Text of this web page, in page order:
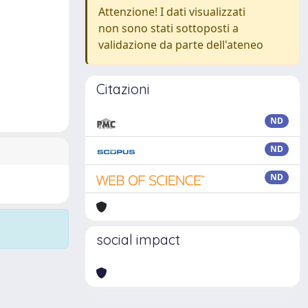
Attenzione! I dati visualizzati
non sono stati sottoposti a
validazione da parte dell'ateneo
Citazioni
ND
ND
ND
social impact